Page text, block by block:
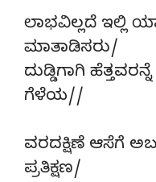
ಲಾಭವಿಲ್ಲದೆ ಇಲ್ಲಿ
ಮಾತಾಡಿಸರು/
ದುಡ್ಡಿಗಾಗಿ
ಗೆಳೆಯ//
ವರದಕ್ಷಿಣೆ ಆಸೆಗೆ
ಪ್ರತಿಕ್ಷಣ/